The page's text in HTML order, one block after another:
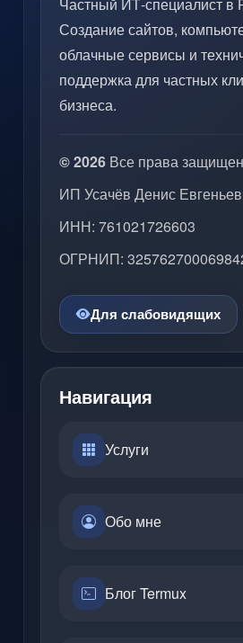
Создание сайтов,
облачные сервисы и
поддержка для частных
бизнеса.
© 2026 Все права
ИП Усачёв Денис
ИНН: 761021726603
ОГРНИП:
Для слабовидящих
Навигация
Услуги
Обо мне
Блог Termux